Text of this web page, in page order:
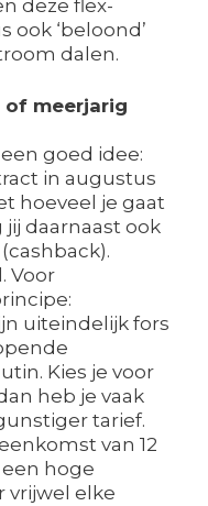
deze flex-
‘beloond’
dalen.
of meerjarig
goed idee:
in augustus
hoeveel je gaat
daarnaast ook
Voor
uiteindelijk fors
Kies je voor
heb je vaak
tarief.
van 12
hoge
vrijwel elke